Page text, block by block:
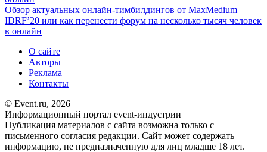
Обзор актуальных онлайн-тимбилдингов от MaxMedium
IDRF’20 или как перенести форум на несколько тысяч человек
в онлайн
О сайте
Авторы
Реклама
Контакты
© Event.ru, 2026
Информационный портал event-индустрии
Публикация материалов с сайта возможна только с
письменного согласия редакции. Сайт может содержать
информацию, не предназначенную для лиц младше 18 лет.